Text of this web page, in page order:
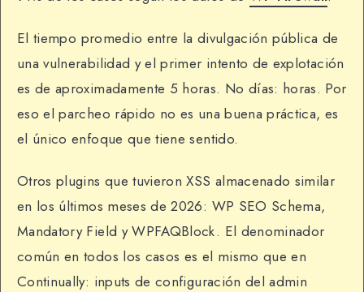
El tiempo promedio entre la divulgación pública de
una vulnerabilidad y el primer intento de explotación
es de aproximadamente 5 horas. No días: horas. Por
eso el parcheo rápido no es una buena práctica, es
el único enfoque que tiene sentido.
Otros plugins que tuvieron XSS almacenado similar
en los últimos meses de 2026: WP SEO Schema,
Mandatory Field y WPFAQBlock. El denominador
común en todos los casos es el mismo que en
Continually: inputs de configuración del admin